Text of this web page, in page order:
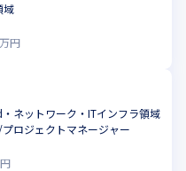
域
万円
ネットワーク・ITインフラ領域
ロジェクトマネージャー